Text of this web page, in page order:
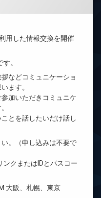
用した情報交換を開催
。
などコミュニケーショ
ます。
加いただきコミュニケ
とを話したいだけ話し
。（申し込みは不要で
クまたはIDとパスコー
大阪、札幌、東京